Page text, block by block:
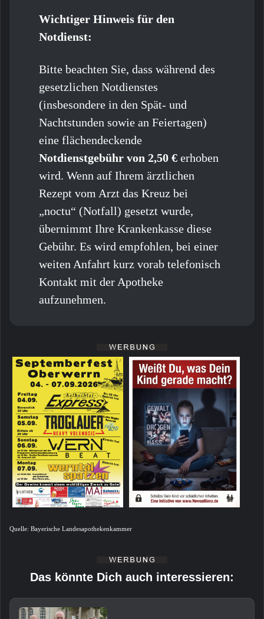
Wichtiger Hinweis für den
Notdienst:
Bitte beachten Sie, dass während des
gesetzlichen Notdienstes
(insbesondere in den Spät- und
Nachtstunden sowie an Feiertagen)
eine flächendeckende
Notdienstgebühr von 2,50 € erhoben
wird. Wenn auf Ihrem ärztlichen
Rezept vom Arzt das Kreuz bei
„noctu“ (Notfall) gesetzt wurde,
übernimmt Ihre Krankenkasse diese
Gebühr. Es wird empfohlen, bei einer
weiten Anfahrt kurz vorab telefonisch
Kontakt mit der Apotheke
aufzunehmen.
Quelle: Bayerische Landesapothekenkammer
Das könnte Dich auch interessieren: